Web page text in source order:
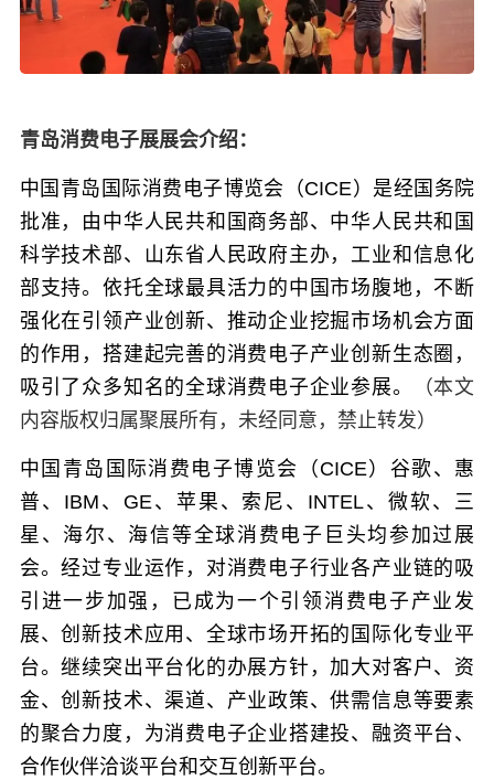
青岛消费电子展展会介绍：
中国青岛国际消费电子博览会（CICE） 是经国务院
批准，由中华人民共和国商务部、中华人民共和国
科学技术部、山东省人民政府主办，工业和信息化
部支持。依托全球最具活力的中国市场腹地，不断
强化在引领产业创新、推动企业挖掘市场机会方面
的作用，搭建起完善的消费电子产业创新生态圈，
吸引了众多知名的全球消费电子企业参展。
（本文
内容版权归属聚展所有，未经同意，禁止转发）
中国青岛国际消费电子博览会（CICE）谷歌、惠
普、IBM、GE、苹果、索尼、INTEL、微软、三
星、海尔、海信等全球消费电子巨头均参加过展
会。经过专业运作，对消费电子行业各产业链的吸
引进一步加强，已成为一个引领消费电子产业发
展、创新技术应用、全球市场开拓的国际化专业平
台。继续突出平台化的办展方针，加大对客户、资
金、创新技术、渠道、产业政策、供需信息等要素
的聚合力度，为消费电子企业搭建投、融资平台、
合作伙伴洽谈平台和交互创新平台。